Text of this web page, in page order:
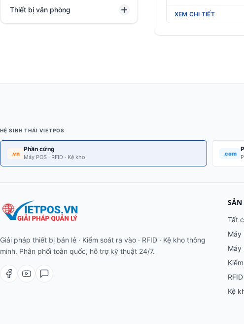
Thiết bị văn phòng
XEM CHI TIẾT
HỆ SINH THÁI VIETPOS
.vn
Phần cứng
Máy POS · RFID · Kệ kho
.com
Giải pháp thiết bị bán lẻ · Kiểm soát ra vào · RFID · Kệ kho thông
minh. Phân phối toàn quốc, hỗ trợ kỹ thuật 24/7.
Tất
Máy
Máy
Kệ